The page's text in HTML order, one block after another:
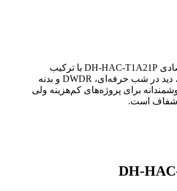
دوربین دام اقتصادی DH-HAC-T1A21P با ترکیب
کیفیت Full HD، دید در شب حرفه‌ای، DWDR و بدنه
برای پروژه‌های کم‌هزینه ولی
شفاف است.
DH-